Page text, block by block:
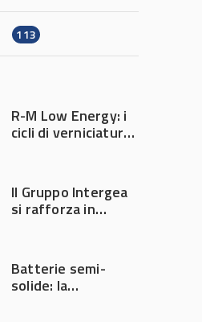
113
R-M Low Energy: i
cicli di verniciatura
tempi e costi in
carrozzeria
Il Gruppo Intergea
si rafforza in
Batterie semi-
solide: la